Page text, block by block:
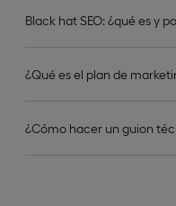
Black hat SEO: ¿qué es y
¿Qué es el plan de
¿Cómo hacer un guion